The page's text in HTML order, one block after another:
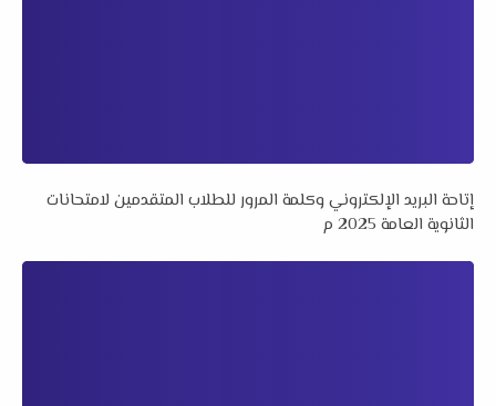
إتاحة البريد الإلكتروني وكلمة المرور للطلاب المتقدمين لامتحانات
الثانوية العامة 2025 م